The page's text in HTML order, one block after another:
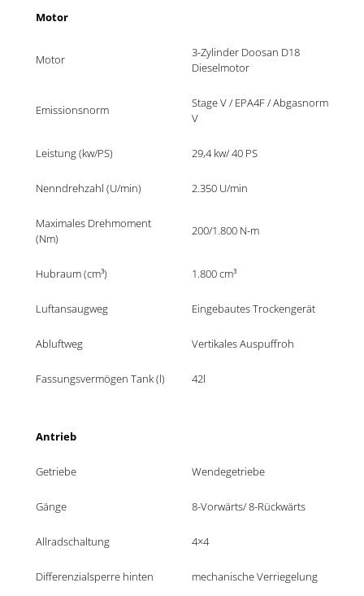
Motor
3-Zylinder Doosan D18
Dieselmotor
Emissionsnorm
Stage V / EPA4F / Abgasnorm
V
Leistung (kw/PS) 29,4 kw/ 40 PS
Nenndrehzahl (U/min) 2.350 U/min
Maximales Drehmoment
(Nm)
200/1.800 N-m
Hubraum (cm³) 1.800 cm³
Luftansaugweg Eingebautes Trockengerät
Abluftweg Vertikales Auspuffroh
Fassungsvermögen Tank (l) 42l
Antrieb
Getriebe Wendegetriebe
Gänge 8-Vorwärts/ 8-Rückwärts
Allradschaltung 4×4
Differenzialsperre hinten mechanische Verriegelung